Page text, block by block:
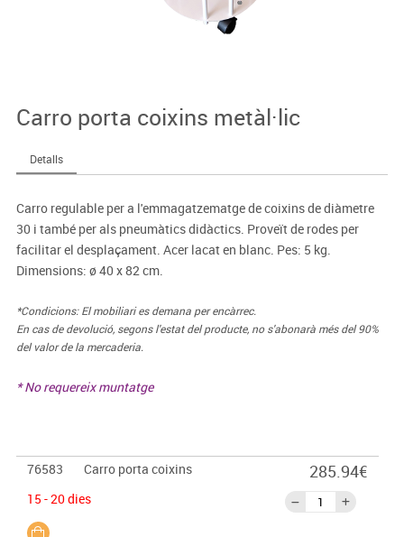
Carro porta coixins metàl·lic
Detalls
Carro regulable per a l'emmagatzematge de coixins de diàmetre
30 i també per als pneumàtics didàctics. Proveït de rodes per
facilitar el desplaçament. Acer lacat en blanc. Pes: 5 kg.
Dimensions: ø 40 x 82 cm.
*Condicions: El mobiliari es demana per encàrrec.
En cas de devolució, segons l'estat del producte, no s'abonarà més del 90%
del valor de la mercaderia.
* No requereix muntatge
76583
Carro porta coixins
15 - 20 dies
285.94€